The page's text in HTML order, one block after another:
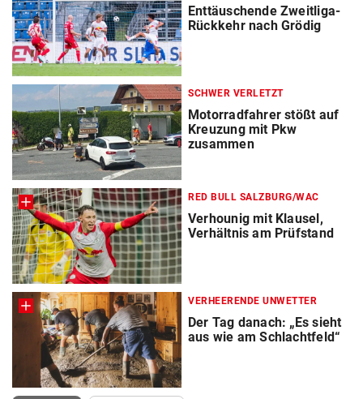
Enttäuschende Zweitliga-
Rückkehr nach Grödig
SCHWER VERLETZT
Motorradfahrer stößt auf
Kreuzung mit Pkw
zusammen
RED BULL SALZBURG/WAC
Verhounig mit Klausel,
Verhältnis am Prüfstand
VERHEERENDE UNWETTER
Der Tag danach: „Es sieht
aus wie am Schlachtfeld“